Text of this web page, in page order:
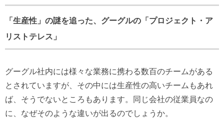
「生産性」の謎を追った、グーグルの「プロジェクト・ア
リストテレス」
グーグル社内には様々な業務に携わる数百のチームがある
とされていますが、その中には生産性の高いチームもあれ
ば、そうでないところもあります。同じ会社の従業員なの
に、なぜそのような違いが出るのでしょうか。